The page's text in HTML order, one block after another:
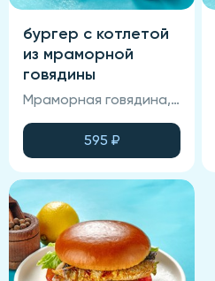
бургер с котлетой
из мраморной
говядины
Мраморная говядина, сыр чеддер, лук красный карамелизированный, булочка Бриошь, овощи свежие и маринованные, медово-горчичный и брусничный соус.
595 ₽